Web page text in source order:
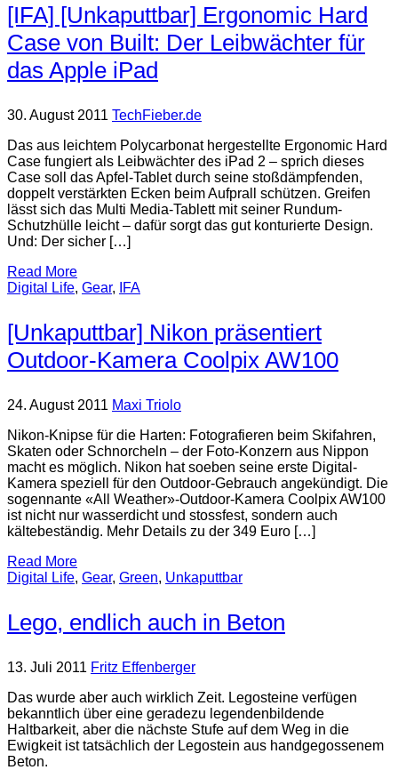
[IFA] [Unkaputtbar] Ergonomic Hard
Case von Built: Der Leibwächter für
das Apple iPad
30. August 2011 TechFieber.de
Das aus leichtem Polycarbonat hergestellte Ergonomic Hard
Case fungiert als Leibwächter des iPad 2 – sprich dieses
Case soll das Apfel-Tablet durch seine stoßdämpfenden,
doppelt verstärkten Ecken beim Aufprall schützen. Greifen
lässt sich das Multi Media-Tablett mit seiner Rundum-
Schutzhülle leicht – dafür sorgt das gut konturierte Design.
Und: Der sicher […]
Read More
Digital Life, Gear, IFA
[Unkaputtbar] Nikon präsentiert
Outdoor-Kamera Coolpix AW100
24. August 2011 Maxi Triolo
Nikon-Knipse für die Harten: Fotografieren beim Skifahren,
Skaten oder Schnorcheln – der Foto-Konzern aus Nippon
macht es möglich. Nikon hat soeben seine erste Digital-
Kamera speziell für den Outdoor-Gebrauch angekündigt. Die
sogennante «All Weather»-Outdoor-Kamera Coolpix AW100
ist nicht nur wasserdicht und stossfest, sondern auch
kältebeständig. Mehr Details zu der 349 Euro […]
Read More
Digital Life, Gear, Green, Unkaputtbar
Lego, endlich auch in Beton
13. Juli 2011 Fritz Effenberger
Das wurde aber auch wirklich Zeit. Legosteine verfügen
bekanntlich über eine geradezu legendenbildende
Haltbarkeit, aber die nächste Stufe auf dem Weg in die
Ewigkeit ist tatsächlich der Legostein aus handgegossenem
Beton.